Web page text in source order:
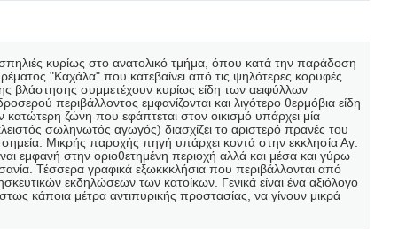
σπηλιές κυρίως στο ανατολικό τμήμα, όπου κατά την παράδοση
"Καχάλα" που κατεβαίνει από τις ψηλότερες κορυφές
βλάστησης συμμετέχουν κυρίως είδη των αειφύλλων
περιβάλλοντος εμφανίζονται και λιγότερο θερμόβια είδη
ζώνη που εφάπτεται στον οικισμό υπάρχει μία
σωληνωτός αγωγός) διασχίζει το αριστερό πρανές του
Μικρής παροχής πηγή υπάρχει κοντά στην εκκλησία Αγ.
εμφανή στην οριοθετημένη περιοχή αλλά και μέσα και γύρω
Τέσσερα γραφικά εξωκκκλήσια που περιβάλλονται από
εκδηλώσεων των κατοίκων. Γενικά είναι ένα αξιόλογο
κάποια μέτρα αντιπυρικής προστασίας, να γίνουν μικρά